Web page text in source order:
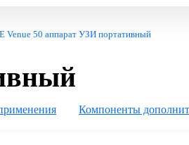
Venue 50 аппарат УЗИ портативный
Компоненты